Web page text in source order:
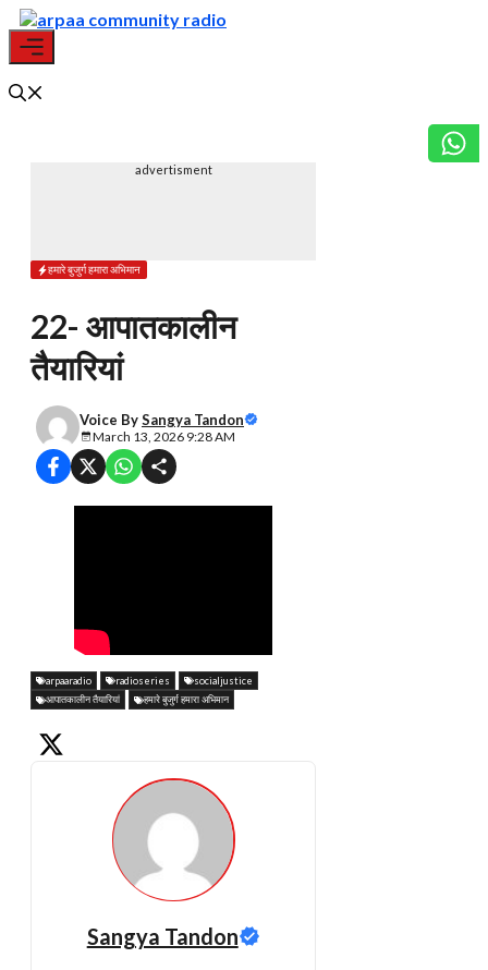
Skip
to
content
Menu
advertisment
हमारे बुजुर्ग हमारा अभिमान
22- आपातकालीन
तैयारियां
Voice BySangya Tandon
March 13, 2026 9:28 AM
arpaaradio radioseries
socialjustice
आपातकालीन तैयारियां
हमारे बुजुर्ग हमारा अभिमान
Sangya Tandon